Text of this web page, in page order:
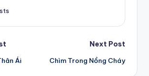
Ái
Next Post
Chìm Trong Nồng Cháy